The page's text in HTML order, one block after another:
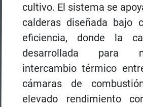
cultivo. El sistema se
calderas diseñada bajo
eficiencia, donde la
desarrollada para
intercambio térmico
cámaras de
elevado rendimiento